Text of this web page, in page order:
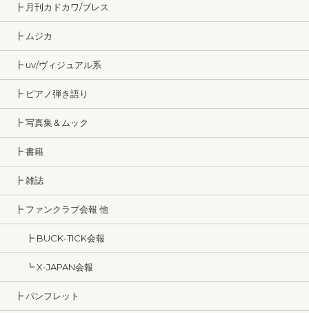
┣ 月刊カドカワ/ブレス
┣ ムジカ
┣ uv/ヴィジュアル系
┣ ピアノ弾き語り
┣ 写真集＆ムック
┣ 書籍
┣ 雑誌
┣ ファンクラブ会報 他
┣ BUCK-TICK会報
┗ X-JAPAN会報
┣ パンフレット